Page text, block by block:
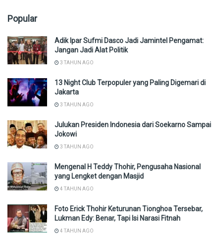
Popular
Adik Ipar Sufmi Dasco Jadi Jamintel Pengamat:
Jangan Jadi Alat Politik
3 TAHUN AGO
13 Night Club Terpopuler yang Paling Digemari di
Jakarta
3 TAHUN AGO
Julukan Presiden Indonesia dari Soekarno Sampai
Jokowi
3 TAHUN AGO
Mengenal H Teddy Thohir, Pengusaha Nasional
yang Lengket dengan Masjid
4 TAHUN AGO
Foto Erick Thohir Keturunan Tionghoa Tersebar,
Lukman Edy: Benar, Tapi Isi Narasi Fitnah
4 TAHUN AGO